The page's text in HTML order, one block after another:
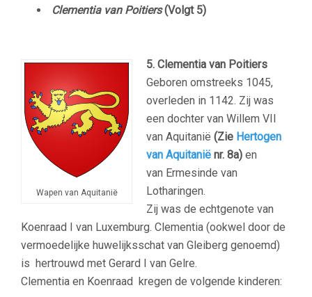
Clementia van Poitiers(Volgt 5)
Wapen van Aquitanië
5. Clementia van Poitiers
Geboren omstreeks 1045,
overleden in 1142. Zij was
een dochter van Willem VII
van Aquitanië (Zie Hertogen
van Aquitanië nr. 8a) en
van Ermesinde van
Lotharingen.
Zij was de echtgenote van
Koenraad I van Luxemburg. Clementia (ookwel door de
vermoedelijke huwelijksschat van Gleiberg genoemd)
is hertrouwd met Gerard I van Gelre.
Clementia en Koenraad kregen de volgende kinderen: